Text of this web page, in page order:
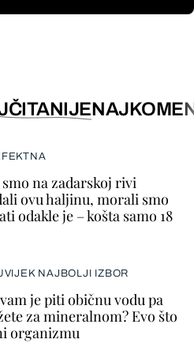
smo na zadarskoj rivi
ovu haljinu, morali smo
odakle je – košta samo 18
NAJBOLJI IZBOR
je piti običnu vodu pa
za mineralnom? Evo što
organizmu